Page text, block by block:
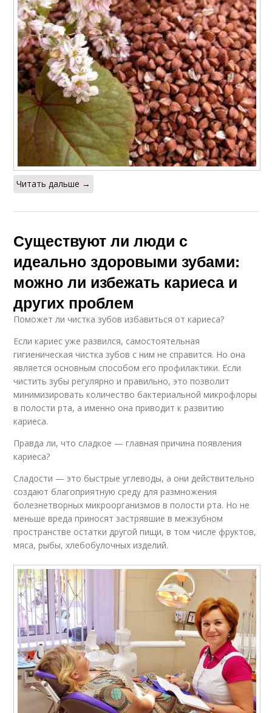
Читать дальше →
Существуют ли люди с
идеально здоровыми зубами:
можно ли избежать кариеса и
других проблем
Поможет ли чистка зубов избавиться от кариеса?
Если кариес уже развился, самостоятельная
гигиеническая чистка зубов с ним не справится. Но она
является основным способом его профилактики. Если
чистить зубы регулярно и правильно, это позволит
минимизировать количество бактериальной микрофлоры
в полости рта, а именно она приводит к развитию
кариеса.
Правда ли, что сладкое — главная причина появления
кариеса?
Сладости — это быстрые углеводы, а они действительно
создают благоприятную среду для размножения
болезнетворных микроорганизмов в полости рта. Но не
меньше вреда приносят застрявшие в межзубном
пространстве остатки другой пищи, в том числе фруктов,
мяса, рыбы, хлебобулочных изделий.